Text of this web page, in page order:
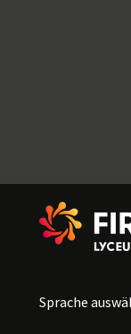
Sprache